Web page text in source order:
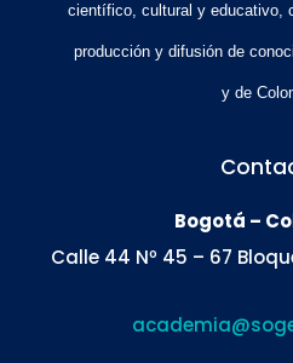
científico, cultural y educativo,
producción y difusión de
y de
Bogotá –
Calle 44 Nº 45 – 67